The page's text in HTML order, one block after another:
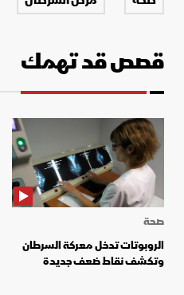
قصص قد تهمك
صحة
الروبوتات تدخل معركة السرطان
وتكشف نقاط ضعف جديدة